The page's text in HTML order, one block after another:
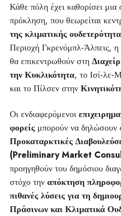
Κάθε πόλη έχει καθορίσει μια
πρόκληση, που θεωρείται
της κλιματικής
Περιοχή Γκρενόμπλ-Άλπεις, η
θα επικεντρωθούν στη
την Κυκλικότητα, το Ισί-λε-
και το Πίλσεν στην
Οι ενδιαφερόμενοι
φορείς μπορούν να δηλώσουν
Προκαταρκτικές
(Preliminary Market
προηγηθούν του δημόσιου
στόχο τηναπόκτηση
πιθανές λύσεις για τη
Πράσινων και Κλιματικά